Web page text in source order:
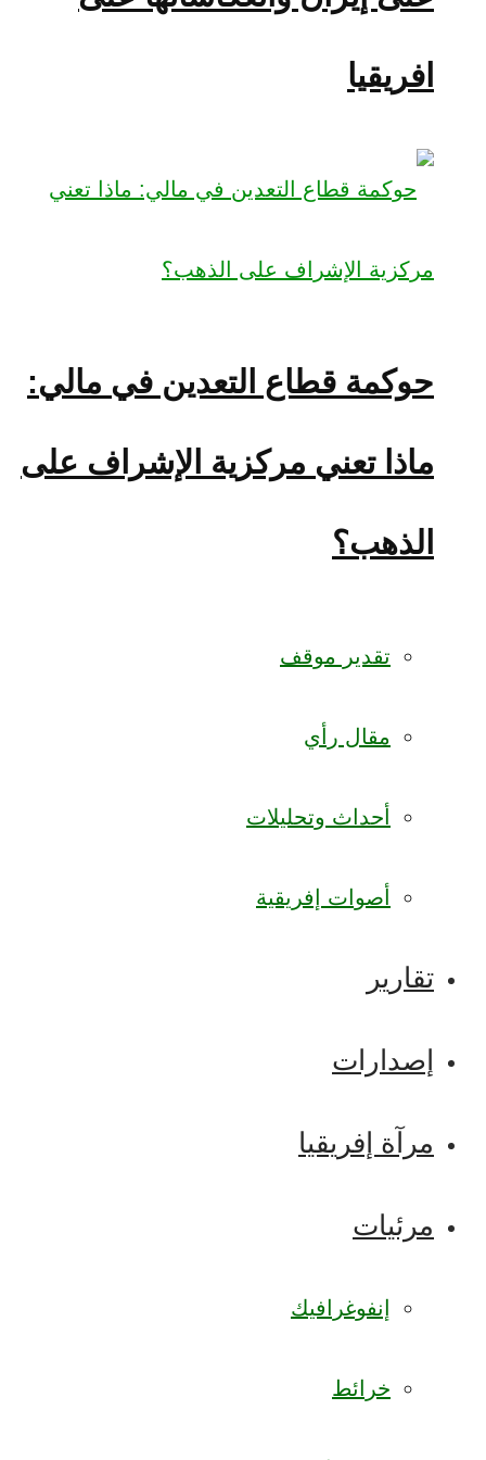
افريقيا
حوكمة قطاع التعدين في مالي:
ماذا تعني مركزية الإشراف على
الذهب؟
تقدير موقف
مقال رأي
أحداث وتحليلات
أصوات إفريقية
تقارير
إصدارات
مرآة إفريقيا
مرئيات
إنفوغرافيك
خرائط